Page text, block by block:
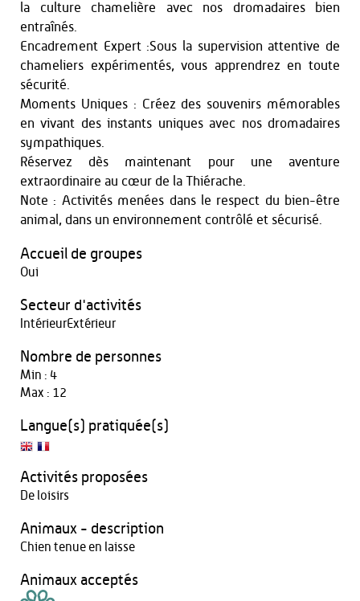
la culture chamelière avec nos dromadaires bien
entraînés.
Encadrement Expert :Sous la supervision attentive de
chameliers expérimentés, vous apprendrez en toute
sécurité.
Moments Uniques : Créez des souvenirs mémorables
en vivant des instants uniques avec nos dromadaires
sympathiques.
Réservez dès maintenant pour une aventure
extraordinaire au cœur de la Thiérache.
Note : Activités menées dans le respect du bien-être
animal, dans un environnement contrôlé et sécurisé.
Accueil de groupes
Oui
Secteur d'activités
IntérieurExtérieur
Nombre de personnes
Min : 4
Max : 12
Langue(s) pratiquée(s)
Activités proposées
De loisirs
Animaux - description
Chien tenue en laisse
Animaux acceptés